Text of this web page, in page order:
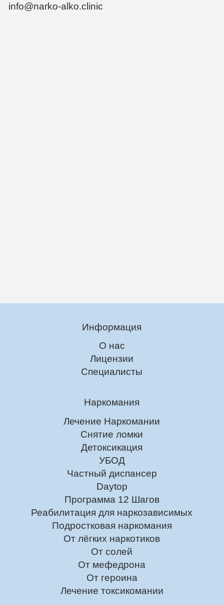
info@narko-alko.clinic
Информация
О нас
Лицензии
Специалисты
Наркомания
Лечение Наркомании
Снятие ломки
Детоксикация
УБОД
Частный диспансер
Daytop
Программа 12 Шагов
Реабилитация для наркозависимых
Подростковая наркомания
От лёгких наркотиков
От солей
От мефедрона
От героина
Лечение токсикомании